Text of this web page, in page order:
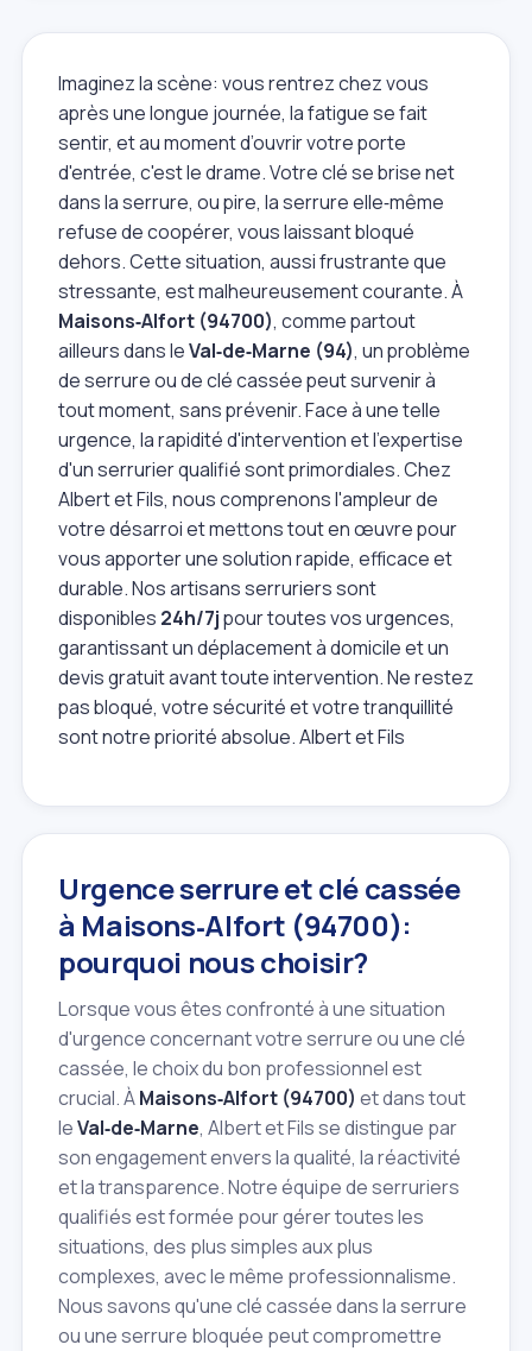
Imaginez la scène: vous rentrez chez vous
après une longue journée, la fatigue se fait
sentir, et au moment d’ouvrir votre porte
d'entrée, c'est le drame. Votre clé se brise net
dans la serrure, ou pire, la serrure elle‑même
refuse de coopérer, vous laissant bloqué
dehors. Cette situation, aussi frustrante que
stressante, est malheureusement courante. À
Maisons‑Alfort (94700), comme partout
ailleurs dans leVal‑de‑Marne (94), un problème
de serrure ou de clé cassée peut survenir à
tout moment, sans prévenir. Face à une telle
urgence, la rapidité d'intervention et l'expertise
d'un serrurier qualifié sont primordiales. Chez
Albert et Fils, nous comprenons l'ampleur de
votre désarroi et mettons tout en œuvre pour
vous apporter une solution rapide, efficace et
durable. Nos artisans serruriers sont
disponibles 24h/7jpour toutes vos urgences,
garantissant un déplacement à domicile et un
devis gratuit avant toute intervention. Ne restez
pas bloqué, votre sécurité et votre tranquillité
sont notre priorité absolue. Albert et Fils
Urgence serrure et clé cassée
à Maisons‑Alfort (94700):
pourquoi nous choisir?
Lorsque vous êtes confronté à une situation
d'urgence concernant votre serrure ou une clé
cassée, le choix du bon professionnel est
crucial. ÀMaisons‑Alfort (94700) et dans tout
leVal‑de‑Marne, Albert et Fils se distingue par
son engagement envers la qualité, la réactivité
et la transparence. Notre équipe de serruriers
qualifiés est formée pour gérer toutes les
situations, des plus simples aux plus
complexes, avec le même professionnalisme.
Nous savons qu'une clé cassée dans la serrure
ou une serrure bloquée peut compromettre